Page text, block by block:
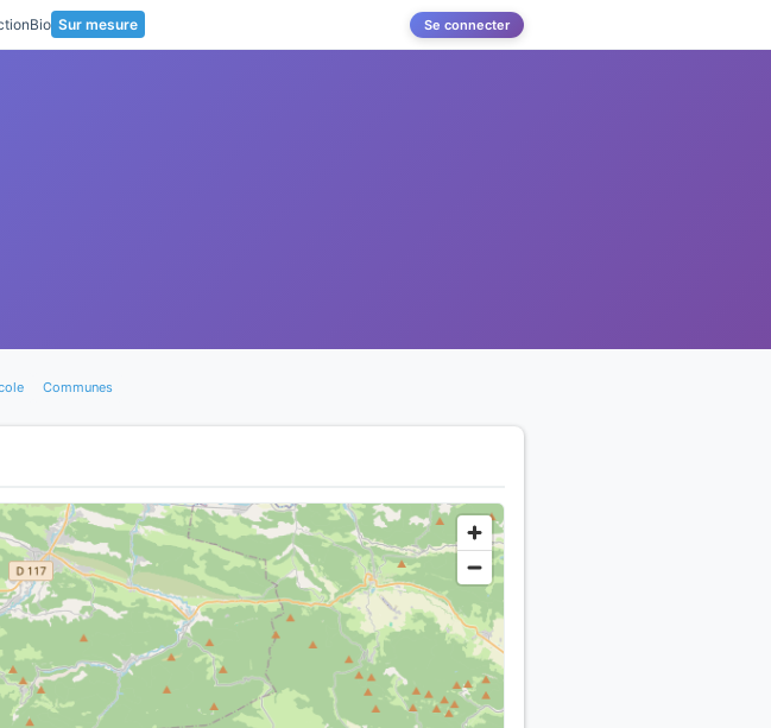
Bio Sur mesure Se connecter
Communes